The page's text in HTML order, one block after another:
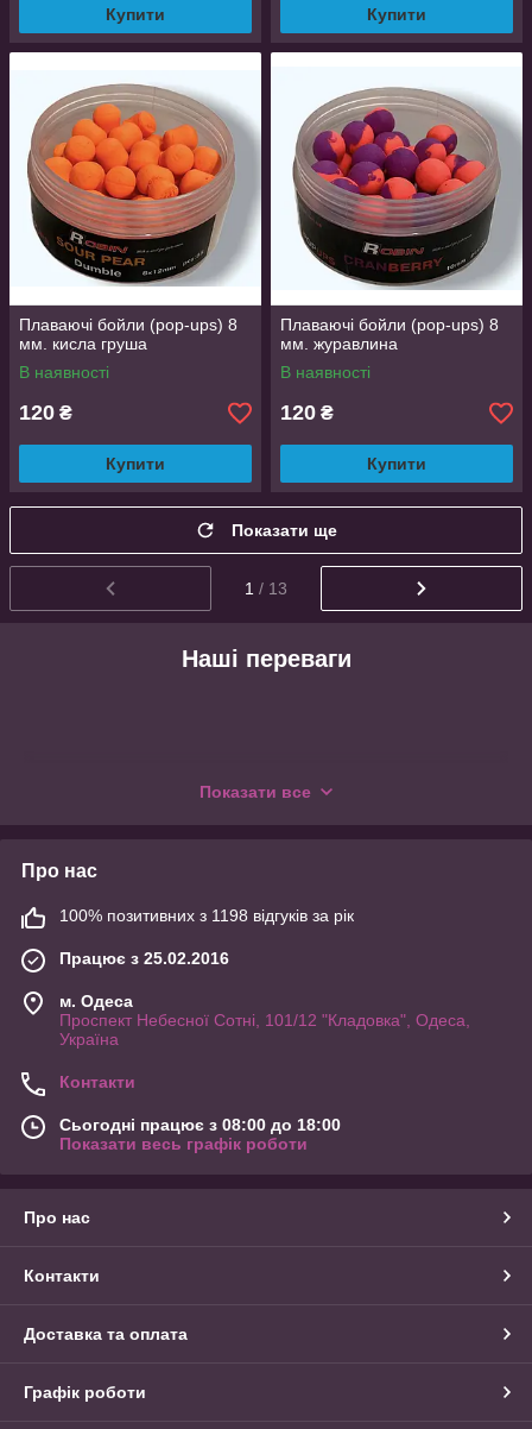
Купити Купити
Плаваючі бойли (pop-ups) 8
мм. кисла груша
В наявності
120 ₴
Купити
Плаваючі бойли (pop-ups) 8
мм. журавлина
В наявності
120 ₴
Купити
Показати ще
1 / 13
Наші переваги
Швидка доставка
Товар добереться до Вас протягом 1-3 днів з моменту
При замовленні від 1500 гривень доставка безкоштовна.
Показати все
Про нас
100% позитивних з 1198 відгуків за рік
Працює з 25.02.2016
м. Одеса
Проспект Небесної Сотні, 101/12 "Кладовка", Одеса,
Україна
Контакти
Сьогодні працює з 08:00 до 18:00
Показати весь графік роботи
Про нас
Контакти
Доставка та оплата
Графік роботи